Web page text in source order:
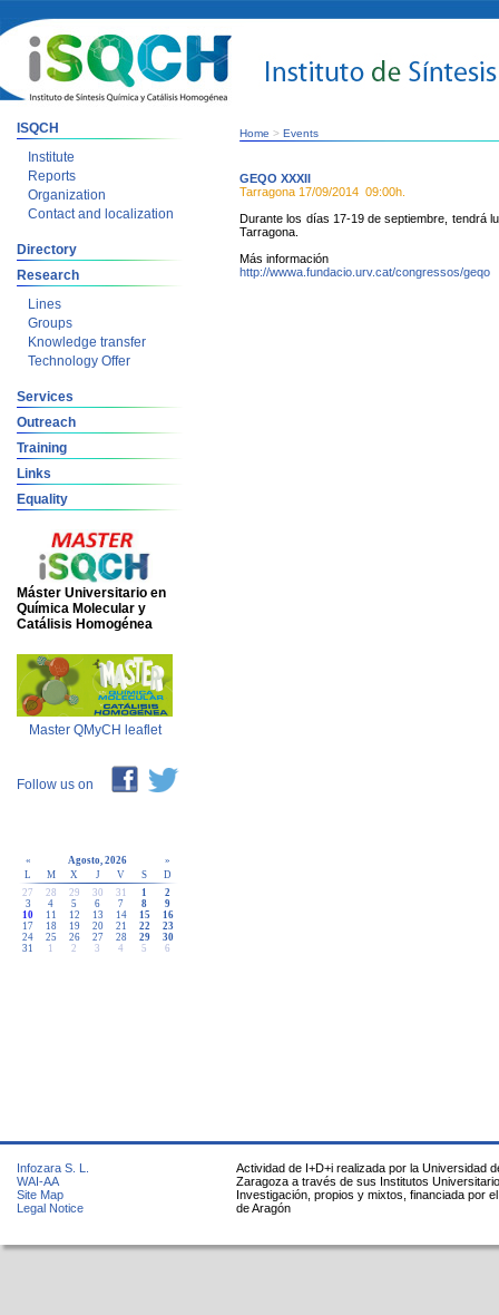
ISQCH
Institute
Reports
Organization
Contact and localization
Directory
Research
Lines
Groups
Knowledge transfer
Technology Offer
Services
Outreach
Training
Links
Equality
Máster Universitario en
Química Molecular y
Catálisis Homogénea
Master QMyCH leaflet
Follow us on
« Agosto, 2026
»
L
M X J V S
D
27
28 29 30 31 1
2
3
4 5 6 7 8
9
10
11 12 13 14 15
16
17
18 19 20 21 22
23
24
25 26 27 28 29
30
31
1 2 3 4 5 6
Home > Events
GEQO XXXII
Tarragona 17/09/2014 09:00h.
Durante los días 17-19 de septiembre, tendrá
Tarragona.
Más información
http://wwwa.fundacio.urv.cat/congressos/geqo
Infozara S. L.
WAI-AA
Site Map
Legal Notice
Actividad de I+D+i realizada por la Universidad
Zaragoza a través de sus Institutos
Investigación, propios y mixtos, financiada por
de Aragón